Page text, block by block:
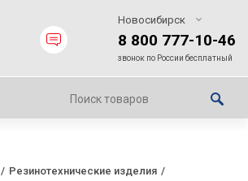
Новосибирск
8 800 777-10-46
звонок по России бесплатный
Резинотехнические изделия